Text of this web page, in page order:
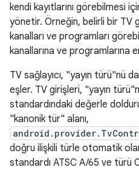
kendi kayıtlarını görebilmesi
yönetir. Örneğin, belirli bir TV
kanalları ve programları
kanallarına ve programlarına
TV sağlayıcı, "yayın türü"nü
eşler. TV girişleri, "yayın
standardındaki değerle
"kanonik tür" alanı,
doğru ilişkili türle otomatik
standardı ATSC A/65 ve türü